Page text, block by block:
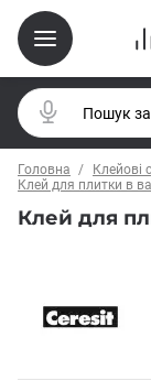
Головна Клейові
Клей для плитки в
Клей для